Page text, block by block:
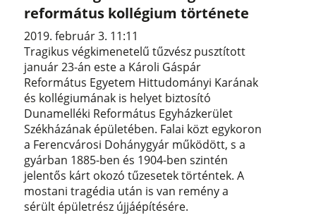
református kollégium története
2019. február 3. 11:11
Tragikus végkimenetelű tűzvész pusztított
január 23-án este a Károli Gáspár
Református Egyetem Hittudományi Karának
és kollégiumának is helyet biztosító
Dunamelléki Református Egyházkerület
Székházának épületében. Falai közt egykoron
a Ferencvárosi Dohánygyár működött, s a
gyárban 1885-ben és 1904-ben szintén
jelentős kárt okozó tűzesetek történtek. A
mostani tragédia után is van remény a
sérült épületrész újjáépítésére.